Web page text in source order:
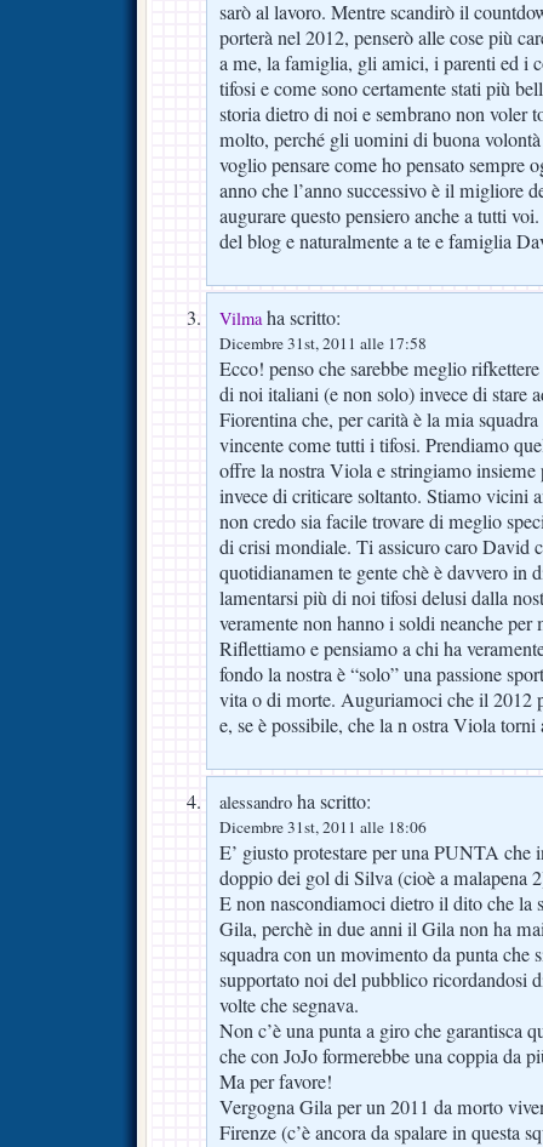
sarò al lavoro. Mentre scandirò il
porterà nel 2012, penserò alle cose più
a me, la famiglia, gli amici, i parenti ed i
tifosi e come sono certamente stati più
storia dietro di noi e sembrano non voler
molto, perché gli uomini di buona
voglio pensare come ho pensato sempre
anno che l’anno successivo è il migliore
augurare questo pensiero anche a tutti
del blog e naturalmente a te e famiglia
Vilmaha scritto:
Dicembre 31st, 2011 alle 17:58
Ecco! penso che sarebbe meglio
di noi italiani (e non solo) invece di stare
Fiorentina che, per carità è la mia
vincente come tutti i tifosi. Prendiamo
offre la nostra Viola e stringiamo insieme
invece di criticare soltanto. Stiamo vicini
non credo sia facile trovare di meglio
di crisi mondiale. Ti assicuro caro David
quotidianamen te gente chè è davvero in
lamentarsi più di noi tifosi delusi dalla
veramente non hanno i soldi neanche per
Riflettiamo e pensiamo a chi ha
fondo la nostra è “solo” una passione
vita o di morte. Auguriamoci che il 2012
e, se è possibile, che la n ostra Viola
alessandro ha scritto:
Dicembre 31st, 2011 alle 18:06
E’ giusto protestare per una PUNTA che
doppio dei gol di Silva (cioè a malapena
E non nascondiamoci dietro il dito che la
Gila, perchè in due anni il Gila non ha
squadra con un movimento da punta che
supportato noi del pubblico ricordandosi
volte che segnava.
Non c’è una punta a giro che garantisca
che con JoJo formerebbe una coppia da
Ma per favore!
Vergogna Gila per un 2011 da morto
Firenze (c’è ancora da spalare in questa